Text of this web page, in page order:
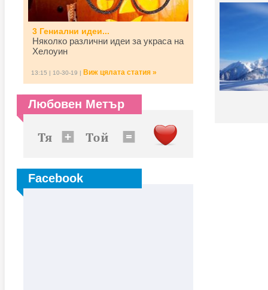
3 Гениални идеи...
Няколко различни идеи за украса на
Хелоуин
13:15 | 10-30-19 | Виж цялата статия »
Любовен Метър
Facebook